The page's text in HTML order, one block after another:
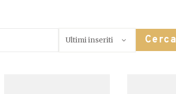
Cerca